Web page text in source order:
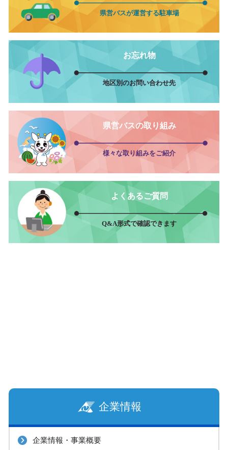
県営バスが運営する駐車場
お忘れ物
地区別のお問い合わせ先
県営バスの取り組み
様々な取り組みをご紹介
よくあるご質問
Q&A形式で確認できます
企業情報
企業情報・事業概要